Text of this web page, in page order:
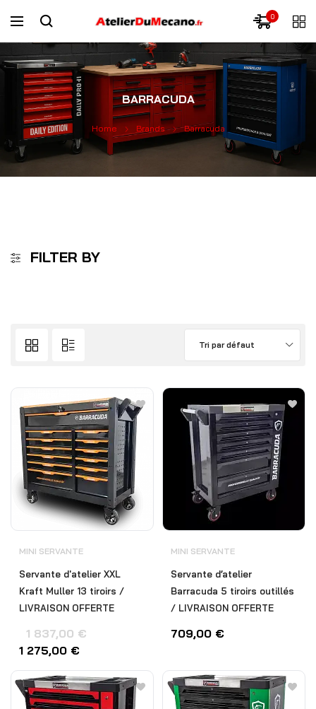
0
BARRACUDA
Home Brands Barracuda
FILTER BY
Tri par défaut
MINI SERVANTE
Servante d'atelier XXL
Kraft Muller 13 tiroirs /
LIVRAISON OFFERTE
1 837,00 €
1 275,00 €
MINI SERVANTE
Servante d’atelier
Barracuda 5 tiroirs outillés
/ LIVRAISON OFFERTE
709,00 €